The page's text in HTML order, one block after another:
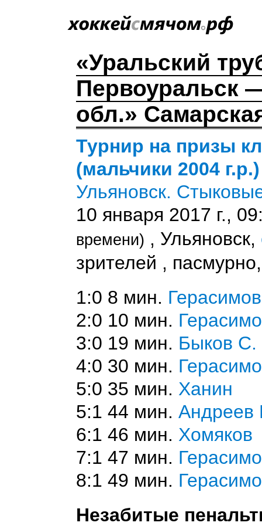
«Уральский
Первоуральск
обл.»
Турнир на призы
(мальчики 2004
Ульяновск.
10 января 2017 г.,
времени) , Ульяновск,
зрителей ,
1:0 8 мин.
2:0 10 мин.
3:0 19 мин. Быков С.
4:0 30 мин.
5:0 35 мин. Ханин
5:1 44 мин. Андреев
6:1 46 мин. Хомяков
7:1 47 мин.
8:1 49 мин.
Незабитые